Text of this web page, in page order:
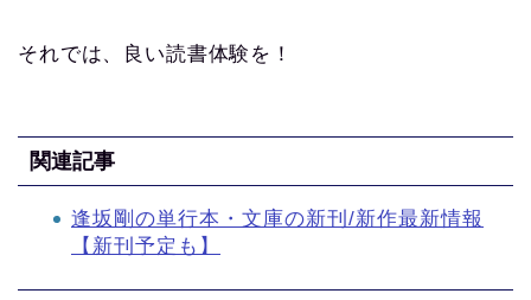
それでは、良い読書体験を！
関連記事
逢坂剛の単行本・文庫の新刊/新作最新情報
【新刊予定も】